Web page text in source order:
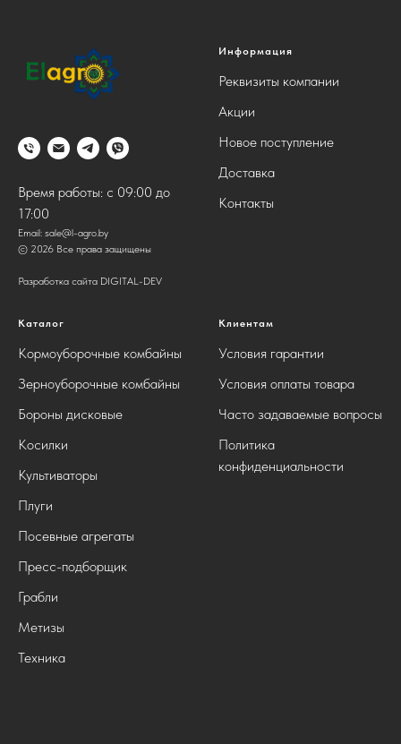
Время работы: с 09:00 до
17:00
Email: sale@l-agro.by
© 2026 Все права защищены
Разработка сайта DIGITAL-DEV
Информация
Реквизиты компании
Акции
Новое поступление
Доставка
Контакты
Каталог
Кормоуборочные комбайны
Зерноуборочные комбайны
Бороны дисковые
Косилки
Культиваторы
Плуги
Посевные агрегаты
Пресс-подборщик
Грабли
Метизы
Техника
Клиентам
Условия гарантии
Условия оплаты товара
Часто задаваемые вопросы
Политика
конфиденциальности